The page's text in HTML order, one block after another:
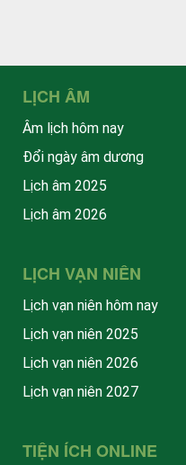
LỊCH ÂM
Âm lịch hôm nay
Đổi ngày âm dương
Lịch âm 2025
Lịch âm 2026
LỊCH VẠN NIÊN
Lịch vạn niên hôm nay
Lịch vạn niên 2025
Lịch vạn niên 2026
Lịch vạn niên 2027
TIỆN ÍCH ONLINE